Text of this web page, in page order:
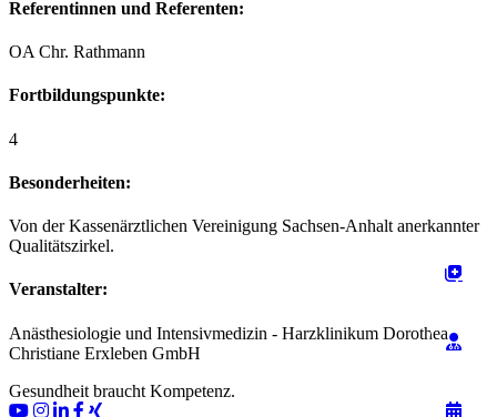
Referentinnen und Referenten:
OA Chr. Rathmann
Fortbildungspunkte:
4
Besonderheiten:
Von der Kassenärztlichen Vereinigung Sachsen-Anhalt anerkannter
Qualitätszirkel.
Veranstalter:
Anästhesiologie und Intensivmedizin - Harzklinikum Dorothea
Christiane Erxleben GmbH
Gesundheit braucht Kompetenz.